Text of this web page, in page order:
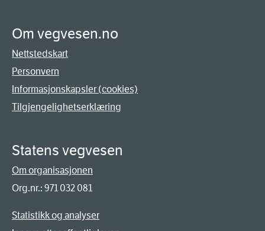
Om vegvesen.no
Nettstedskart
Personvern
Informasjonskapsler (cookies)
Tilgjengelighetserklæring
Statens vegvesen
Om organisasjonen
Org.nr.: 971 032 081
Statistikk og analyser